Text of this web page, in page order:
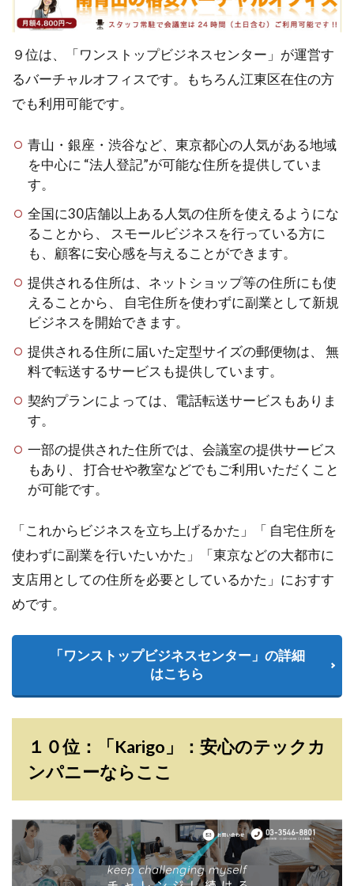
９位は、「ワンストップビジネスセンター」が運営す
るバーチャルオフィスです。もちろん江東区在住の方
でも利用可能です。
青山・銀座・渋谷など、東京都心の人気がある地域
を中心に “法人登記”が可能な住所を提供していま
す。
全国に30店舗以上ある人気の住所を使えるようにな
ることから、 スモールビジネスを行っている方に
も、顧客に安心感を与えることができます。
提供される住所は、ネットショップ等の住所にも使
えることから、 自宅住所を使わずに副業として新規
ビジネスを開始できます。
提供される住所に届いた定型サイズの郵便物は、 無
料で転送するサービスも提供しています。
契約プランによっては、電話転送サービスもありま
す。
一部の提供された住所では、会議室の提供サービス
もあり、 打合せや教室などでもご利用いただくこと
が可能です。
「これからビジネスを立ち上げるかた」「 自宅住所を
使わずに副業を行いたいかた」「東京などの大都市に
支店用としての住所を必要としているかた」におすす
めです。
「ワンストップビジネスセンター」の詳細
はこちら
１０位：「Karigo」：安心のテックカ
ンパニーならここ